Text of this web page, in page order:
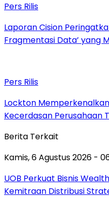
Pers Rilis
Laporan Cision
Fragmentasi Data’ yang
Pers Rilis
Lockton
Kecerdasan Perusahaan
Berita Terkait
Kamis, 6 Agustus 2026 -
UOB Perkuat Bisnis
Kemitraan Distribusi